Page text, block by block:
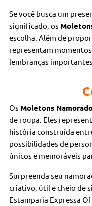
Se você busca um
significado, os
escolha. Além de
representam
lembranças
Os Moletons
de roupa. Eles
história construída
possibilidades de
únicos e memoráveis
Surpreenda seu
criativo, útil e cheio de
Estamparia Expressa